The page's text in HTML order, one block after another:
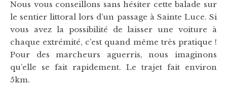
Nous vous conseillons sans hésiter cette balade sur
le sentier littoral lors d’un passage à Sainte Luce. Si
vous avez la possibilité de laisser une voiture à
chaque extrémité, c’est quand même très pratique !
Pour des marcheurs aguerris, nous imaginons
qu’elle se fait rapidement. Le trajet fait environ
5km.